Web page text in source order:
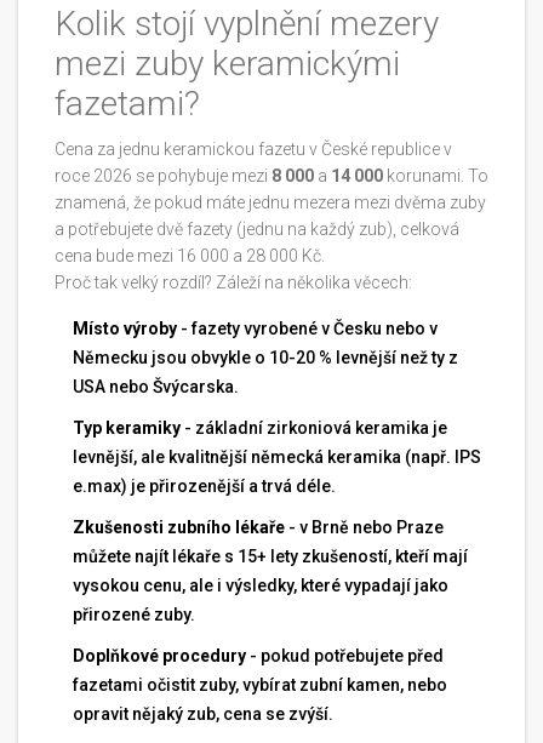
Kolik stojí vyplnění mezery
mezi zuby keramickými
fazetami?
Cena za jednu keramickou fazetu v České republice v
roce 2026 se pohybuje mezi 8 000 a 14 000 korunami. To
znamená, že pokud máte jednu mezera mezi dvěma zuby
a potřebujete dvě fazety (jednu na každý zub), celková
cena bude mezi 16 000 a 28 000 Kč.
Proč tak velký rozdíl? Záleží na několika věcech:
Místo výroby - fazety vyrobené v Česku nebo v
Německu jsou obvykle o 10-20 % levnější než ty z
USA nebo Švýcarska.
Typ keramiky - základní zirkoniová keramika je
levnější, ale kvalitnější německá keramika (např. IPS
e.max) je přirozenější a trvá déle.
Zkušenosti zubního lékaře - v Brně nebo Praze
můžete najít lékaře s 15+ lety zkušeností, kteří mají
vysokou cenu, ale i výsledky, které vypadají jako
přirozené zuby.
Doplňkové procedury - pokud potřebujete před
fazetami očistit zuby, vybírat zubní kamen, nebo
opravit nějaký zub, cena se zvýší.